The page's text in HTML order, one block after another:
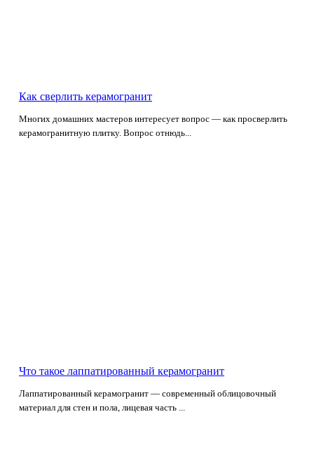
Как сверлить керамогранит
Многих домашних мастеров интересует вопрос — как просверлить
керамогранитную плитку. Вопрос отнюдь...
Что такое лаппатированный керамогранит
Лаппатированный керамогранит — современный облицовочный
материал для стен и пола, лицевая часть ...